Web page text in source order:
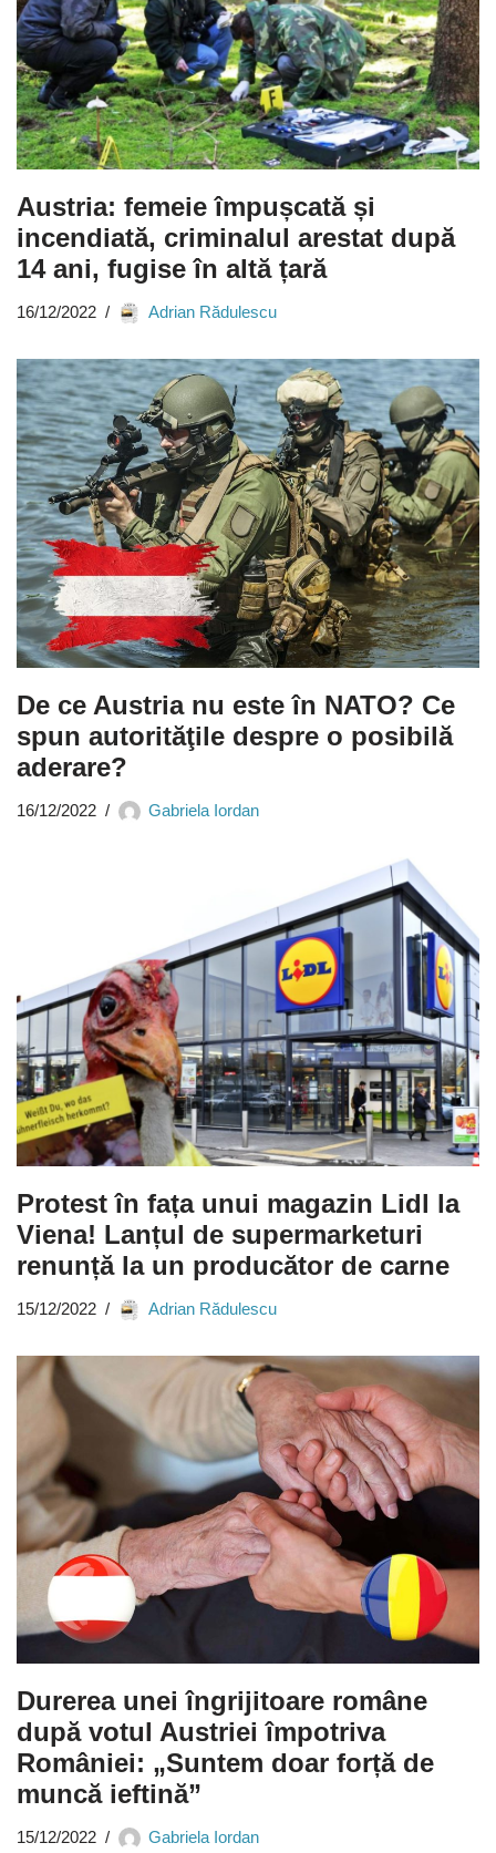
Austria: femeie împușcată și
incendiată, criminalul arestat după
14 ani, fugise în altă țară
16/12/2022 Adrian Rădulescu
De ce Austria nu este în NATO? Ce
spun autorităţile despre o posibilă
aderare?
16/12/2022 Gabriela Iordan
Protest în fața unui magazin Lidl la
Viena! Lanțul de supermarketuri
renunță la un producător de carne
15/12/2022 Adrian Rădulescu
Durerea unei îngrijitoare române
după votul Austriei împotriva
României: „Suntem doar forță de
muncă ieftină”
15/12/2022 Gabriela Iordan